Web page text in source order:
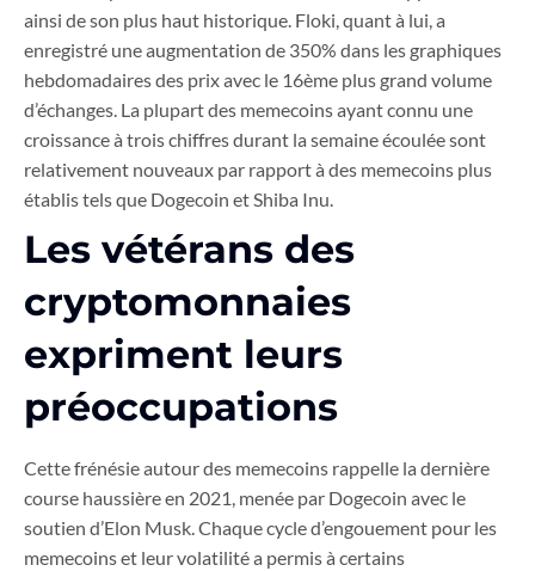
ainsi de son plus haut historique. Floki, quant à lui, a
enregistré une augmentation de 350% dans les graphiques
hebdomadaires des prix avec le 16ème plus grand volume
d’échanges. La plupart des memecoins ayant connu une
croissance à trois chiffres durant la semaine écoulée sont
relativement nouveaux par rapport à des memecoins plus
établis tels que Dogecoin et Shiba Inu.
Les vétérans des
cryptomonnaies
expriment leurs
préoccupations
Cette frénésie autour des memecoins rappelle la dernière
course haussière en 2021, menée par Dogecoin avec le
soutien d’Elon Musk. Chaque cycle d’engouement pour les
memecoins et leur volatilité a permis à certains